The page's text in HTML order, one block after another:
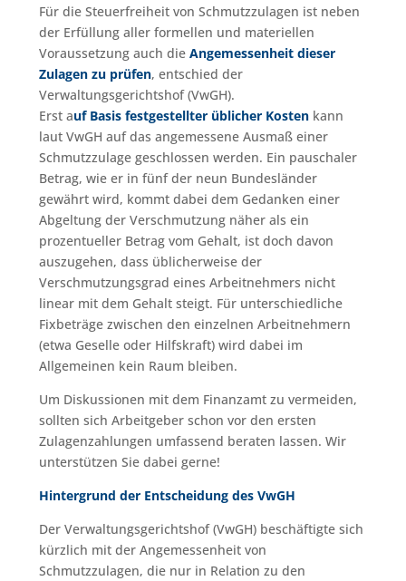
Für die Steuerfreiheit von Schmutzzulagen ist neben
der Erfüllung aller formellen und materiellen
Voraussetzung auch die Angemessenheit dieser
Zulagen zu prüfen, entschied der
Verwaltungsgerichtshof (VwGH).
Erst auf Basis festgestellter üblicher Kostenkann
laut VwGH auf das angemessene Ausmaß einer
Schmutzzulage geschlossen werden. Ein pauschaler
Betrag, wie er in fünf der neun Bundesländer
gewährt wird, kommt dabei dem Gedanken einer
Abgeltung der Verschmutzung näher als ein
prozentueller Betrag vom Gehalt, ist doch davon
auszugehen, dass üblicherweise der
Verschmutzungsgrad eines Arbeitnehmers nicht
linear mit dem Gehalt steigt. Für unterschiedliche
Fixbeträge zwischen den einzelnen Arbeitnehmern
(etwa Geselle oder Hilfskraft) wird dabei im
Allgemeinen kein Raum bleiben.
Um Diskussionen mit dem Finanzamt zu vermeiden,
sollten sich Arbeitgeber schon vor den ersten
Zulagenzahlungen umfassend beraten lassen. Wir
unterstützen Sie dabei gerne!
Hintergrund der Entscheidung des VwGH
Der Verwaltungsgerichtshof (VwGH) beschäftigte sich
kürzlich mit der Angemessenheit von
Schmutzzulagen, die nur in Relation zu den